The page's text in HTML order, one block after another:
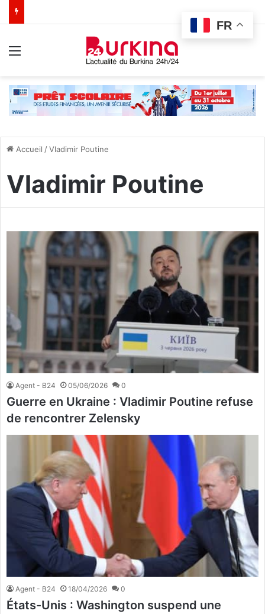
Accueil /Vladimir Poutine
Vladimir Poutine
Agent - B24 05/06/2026 0
Guerre en Ukraine : Vladimir Poutine refuse
de rencontrer Zelensky
Agent - B24 18/04/2026 0
États-Unis : Washington suspend une
FR